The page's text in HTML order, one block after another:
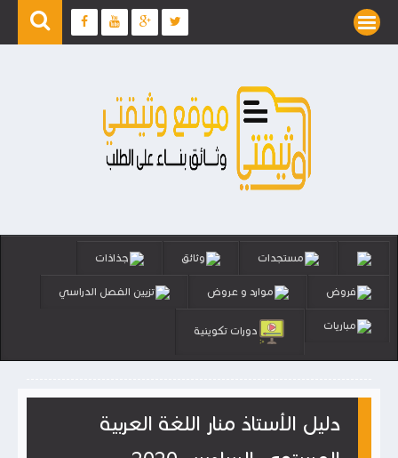
مستجدات وثائق جذاذات
فروض موارد و عروض تزيين الفصل الدراسي
مباريات دورات تكوينية
دليل الأستاذ منار اللغة العربية